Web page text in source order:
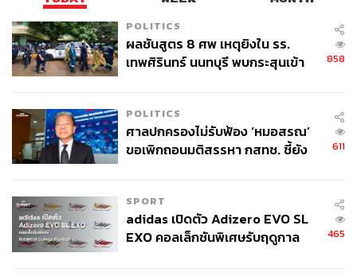
POLITICS
ผลชันสูตร 8 ศพ เหตุยิงใน รร.
เทพศิรินทร์ นนทบุรี พบกระสุนเข้า
858
POLITICS
ศาลปกครองไม่รับฟ้อง ‘หมอสรณ’
ขอเพิกถอนมติสรรหา กสทช. ชี้ยัง
611
SPORT
adidas เปิดตัว Adizero EVO SL
EXO คอลเล็กชันพิเศษรับฤดูกาล
465